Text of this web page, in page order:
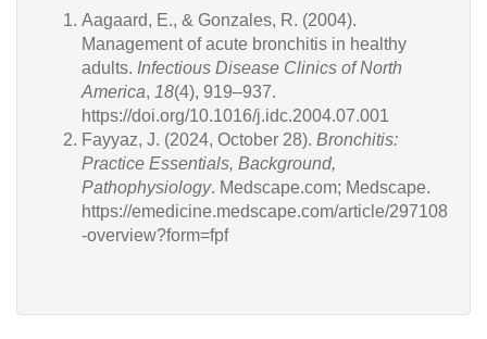
Aagaard, E., & Gonzales, R. (2004).
Management of acute bronchitis in healthy
adults. Infectious Disease Clinics of North
America, 18(4), 919–937.
https://doi.org/10.1016/j.idc.2004.07.001
Fayyaz, J. (2024, October 28). Bronchitis:
Practice Essentials, Background,
Pathophysiology. Medscape.com; Medscape.
https://emedicine.medscape.com/article/297108
-overview?form=fpf